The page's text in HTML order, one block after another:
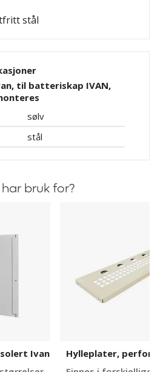
stål
til batteriskap IVAN,
sølv
stål
bruk for?
Ivan
Hylleplater,